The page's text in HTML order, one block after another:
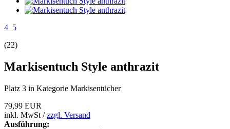
4_5
(22)
Markisentuch Style anthrazit
Platz 3 in Kategorie Markisentücher
79,99 EUR
inkl. MwSt /zzgl. Versand
Ausführung: